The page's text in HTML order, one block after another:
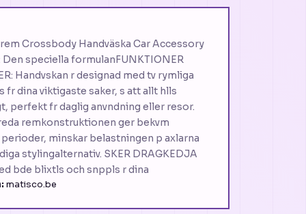
Crossbody Handväska Car Accessory
Den speciella formulanFUNKTIONER
Handvskan r designad med tv rymliga
dina viktigaste saker, s att allt hlls
perfekt fr daglig anvndning eller resor.
remkonstruktionen ger bekvm
minskar belastningen p axlarna
stylingalternativ. SKER DRAGKEDJA
bde blixtls och snppls r dina
matisco.be